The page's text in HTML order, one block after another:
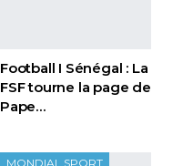
Football I Sénégal : La
FSF tourne la page de
Pape…
MONDIAL SPORT